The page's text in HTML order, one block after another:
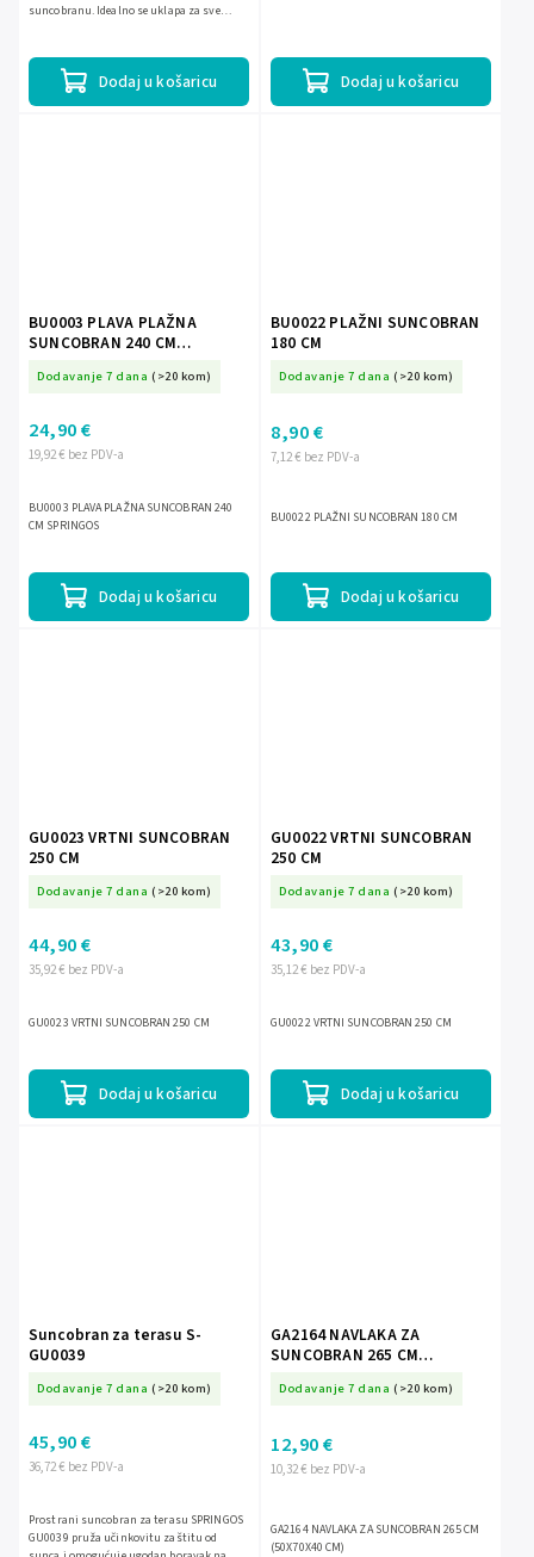
Dodaj u košaricu
suncobranu. Idealno se uklapa za sve
Dodaj u košaricu
BU0003 PLAVA PLAŽNA
SUNCOBRAN 240 CM
Dodavanje 7 dana (>20 kom)
19,92 € bez PDV-a
24,90 €
Dodaj u košaricu
BU0003 PLAVA PLAŽNA SUNCOBRAN 240
CM SPRINGOS
BU0022 PLAŽNI SUNCOBRAN
180 CM
Dodavanje 7 dana (>20 kom)
7,12 € bez PDV-a
8,90 €
Dodaj u košaricu
BU0022 PLAŽNI SUNCOBRAN 180 CM
GU0023 VRTNI SUNCOBRAN
250 CM
Dodavanje 7 dana (>20 kom)
35,92 € bez PDV-a
44,90 €
Dodaj u košaricu
GU0023 VRTNI SUNCOBRAN 250 CM
GU0022 VRTNI SUNCOBRAN
250 CM
Dodavanje 7 dana (>20 kom)
35,12 € bez PDV-a
43,90 €
Dodaj u košaricu
GU0022 VRTNI SUNCOBRAN 250 CM
Suncobran za terasu S-
GU0039
Dodavanje 7 dana (>20 kom)
36,72 € bez PDV-a
45,90 €
Prostrani suncobran za terasu SPRINGOS
GU0039 pruža učinkovitu zaštitu od
GA2164 NAVLAKA ZA
SUNCOBRAN 265 CM
Dodavanje 7 dana (>20 kom)
10,32 € bez PDV-a
12,90 €
GA2164 NAVLAKA ZA SUNCOBRAN 265 CM
(50X70X40 CM)